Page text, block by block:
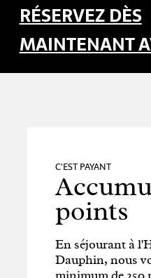
RÉSERVEZ DÈS
MAINTENANT
C'EST PAYANT
points
En séjourant à
Dauphin, nous